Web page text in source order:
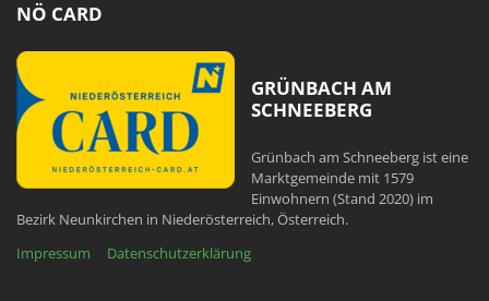
NÖ CARD
GRÜNBACH AM
SCHNEEBERG
Grünbach am Schneeberg ist eine
Marktgemeinde mit 1579
Einwohnern (Stand 2020) im
Bezirk Neunkirchen in Niederösterreich, Österreich.
Impressum
Datenschutzerklärung